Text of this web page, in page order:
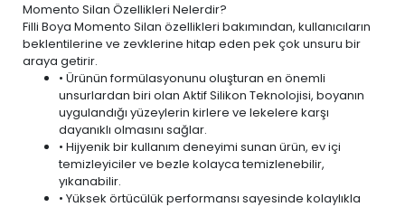
Momento Silan Özellikleri Nelerdir?
Filli Boya Momento Silan özellikleri bakımından, kullanıcıların
beklentilerine ve zevklerine hitap eden pek çok unsuru bir
araya getirir.
• Ürünün formülasyonunu oluşturan en önemli
unsurlardan biri olan Aktif Silikon Teknolojisi, boyanın
uygulandığı yüzeylerin kirlere ve lekelere karşı
dayanıklı olmasını sağlar.
• Hijyenik bir kullanım deneyimi sunan ürün, ev içi
temizleyiciler ve bezle kolayca temizlenebilir,
yıkanabilir.
• Yüksek örtücülük performansı sayesinde kolaylıkla